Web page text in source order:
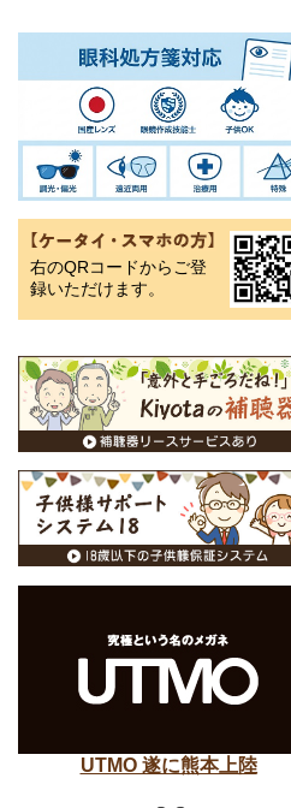
右のQRコードからご登
録いただけます。
UTMO 遂に熊本上陸